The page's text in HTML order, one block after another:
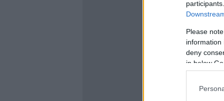
Please
information
deny
in below